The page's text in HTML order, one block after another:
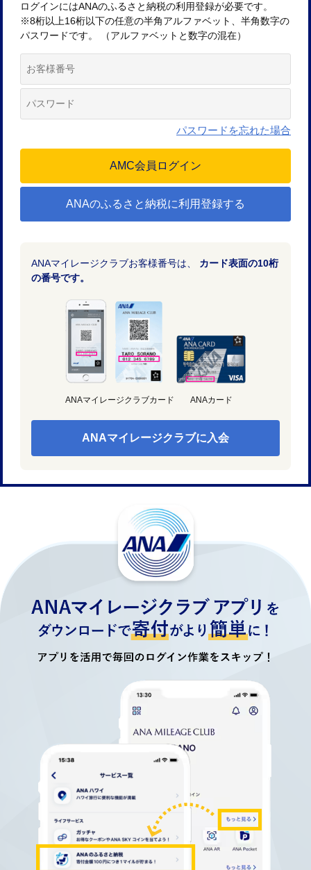
ログインにはANAのふるさと納税の利用登録が必要です。
※8桁以上16桁以下の任意の半角アルファベット、半角数字の
パスワードです。 （アルファベットと数字の混在）
パスワードを忘れた場合
ANAのふるさと納税に利用登録する
ANAマイレージクラブお客様番号は、 カード表面の10桁
の番号です。
ANAマイレージクラブカード ANAカード
ANAマイレージクラブに入会